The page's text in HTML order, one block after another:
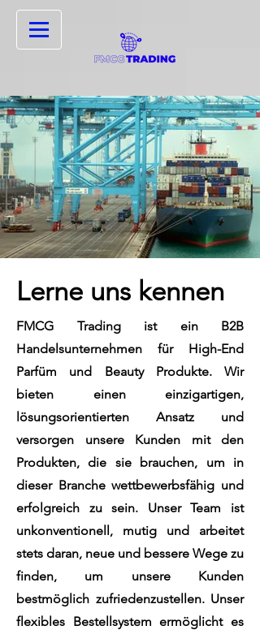
Lerne uns kennen
FMCG Trading ist ein B2B
Handelsunternehmen für High-End
Parfüm und Beauty Produkte. Wir
bieten einen einzigartigen,
lösungsorientierten Ansatz und
versorgen unsere Kunden mit den
Produkten, die sie brauchen, um in
dieser Branche wettbewerbsfähig und
erfolgreich zu sein. Unser Team ist
unkonventionell, mutig und arbeitet
stets daran, neue und bessere Wege zu
finden, um unsere Kunden
bestmöglich zufriedenzustellen. Unser
flexibles Bestellsystem ermöglicht es